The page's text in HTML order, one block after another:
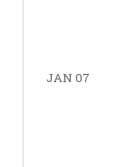
JAN 07